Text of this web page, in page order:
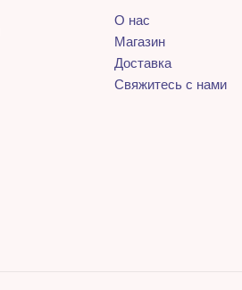
О нас
Магазин
Доставка
Свяжитесь с нами